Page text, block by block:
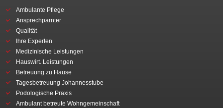
Ambulante Pflege
Ansprechparnter
Qualität
Ihre Experten
Medizinische Leistungen
Hauswirt. Leistungen
Betreuung zu Hause
Tagesbetreuung Johannesstube
Podologische Praxis
Ambulant betreute Wohngemeinschaft